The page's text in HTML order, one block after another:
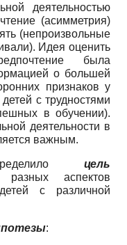
деятельностью
(асимметрия)
(непроизвольные
Идея оценить
была
о большей
признаков у
с трудностями
в обучении).
деятельности в
важным.
цель
аспектов
с различной
: